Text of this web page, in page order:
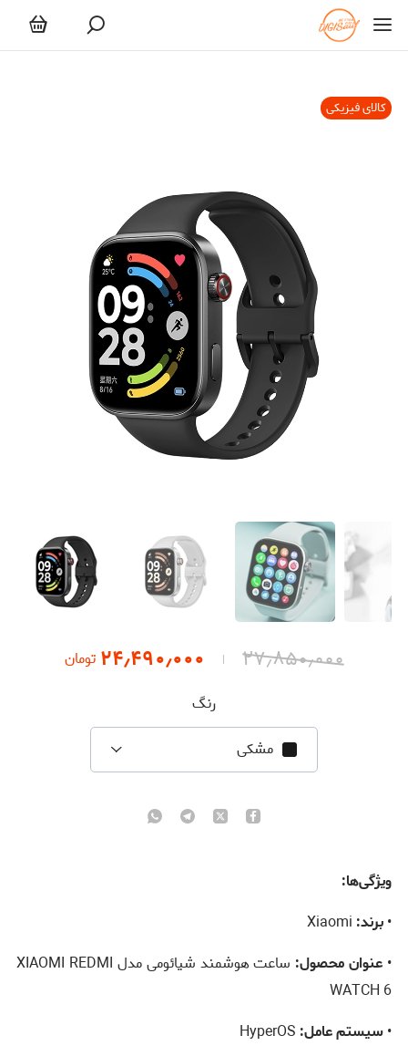
کالای فیزیکی
۲۷٫۸۵۰٫۰۰۰ ۲۴٫۴۹۰٫۰۰۰ تومان
رنگ
مشکی
ویژگی‌ها:
•برند:
• عنوان محصول:
ساعت هوشمند شیائومی مدل XIAOMI REDMI
WATCH 6
•سیستم عامل: